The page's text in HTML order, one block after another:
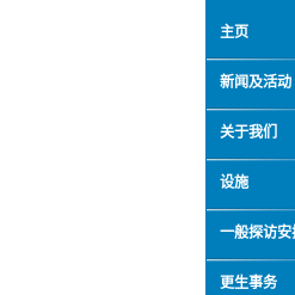
主页
新闻及活动
关于我们
设施
一般探访安
更生事务